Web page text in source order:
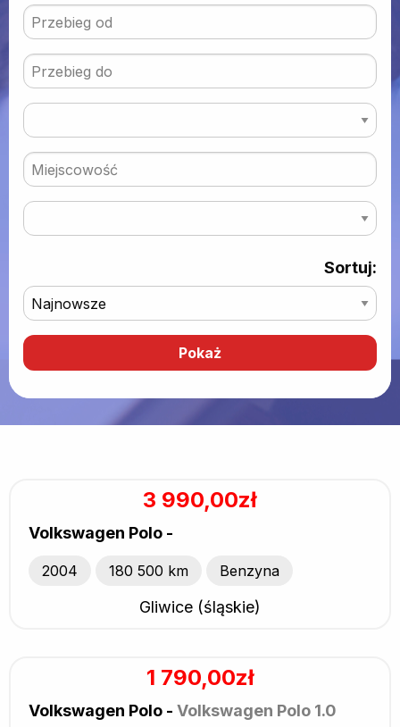
Sortuj:
3 990,00zł
Volkswagen Polo -
2004 180 500 km Benzyna
Gliwice (śląskie)
1 790,00zł
Volkswagen Polo - Volkswagen Polo 1.0